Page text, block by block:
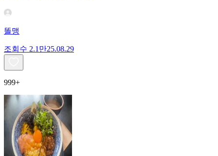
똘맹
조회수 2.1만25.08.29
999+